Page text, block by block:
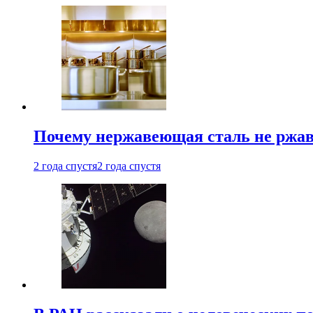
Почему нержавеющая сталь не
2 года спустя2 года спустя